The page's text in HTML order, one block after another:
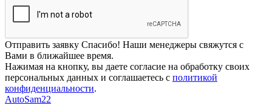
Отправить заявку Спасибо! Наши менеджеры свяжутся с
Вами в ближайшее время.
Нажимая на кнопку, вы даете согласие на обработку своих
персональных данных и соглашаетесь с политикой
конфиденциальности.
AutoSam22